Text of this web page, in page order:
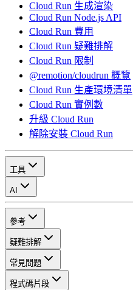
Cloud Run 生成渲染
Cloud Run Node.js API
Cloud Run 費用
Cloud Run 疑難排解
Cloud Run 限制
@remotion/cloudrun 概覽
Cloud Run 生產環境清單
Cloud Run 實例數
升級 Cloud Run
解除安裝 Cloud Run
工具
AI
參考
疑難排解
常見問題
程式碼片段